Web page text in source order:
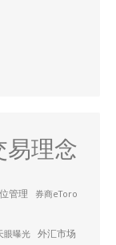
易理念
管理 券商eToro
眼曝光 外汇市场